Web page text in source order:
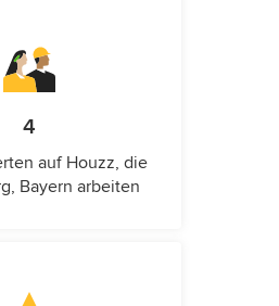
4
auf Houzz, die
Bayern arbeiten